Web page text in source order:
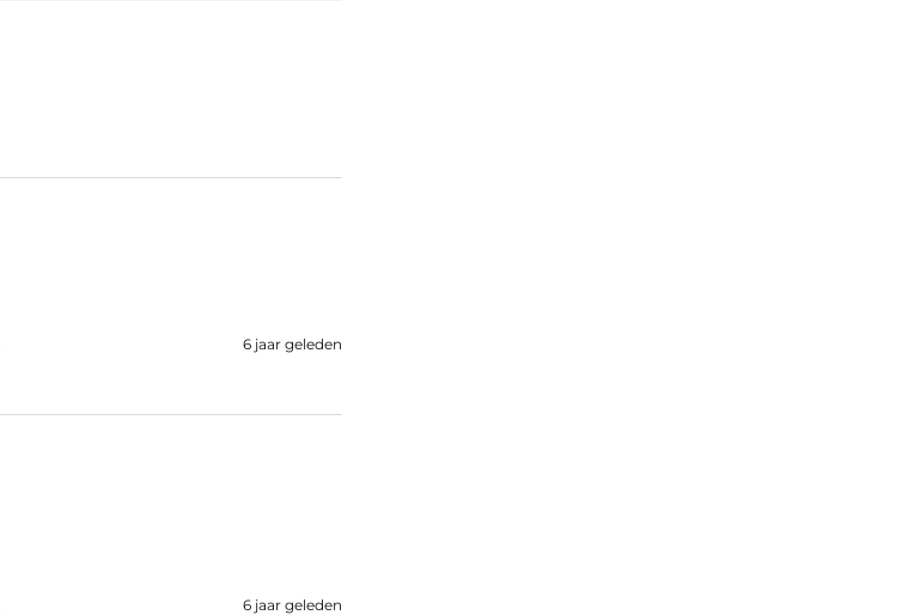
6 jaar geleden
6 jaar geleden